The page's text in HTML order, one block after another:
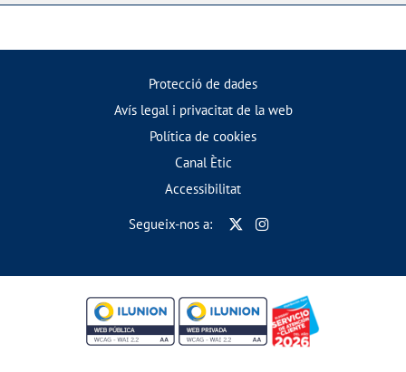
Protecció de dades
Avís legal i privacitat de la web
Política de cookies
Canal Ètic
Accessibilitat
Segueix-nos a: